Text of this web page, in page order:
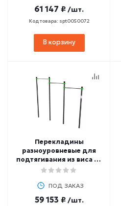
61 147 ₽ /шт.
Код товара: spt0050072
В корзину
Перекладины
разноуровневые для
подтягивания из виса на
высокой перекладине
ПОД ЗАКАЗ
59 153 ₽ /шт.